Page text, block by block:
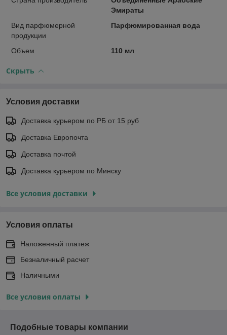
Эмираты
Вид парфюмерной
продукции
Парфюмированная вода
Объем 110 мл
Скрыть
Условия доставки
Доставка курьером по РБ от 15 руб
Доставка Европочта
Доставка почтой
Доставка курьером по Минску
Все условия доставки
Условия оплаты
Наложенный платеж
Безналичный расчет
Наличными
Все условия оплаты
Подобные товары компании